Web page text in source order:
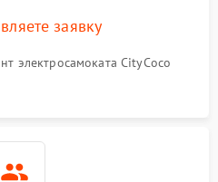
заявку
электросамоката CityCoco